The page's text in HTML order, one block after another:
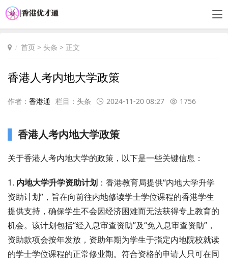
首页 > 头条 > 正文
香港人考内地大学政策
作者： 香港通 栏目： 头条 2024-11-20 08:27 1756
香港人考内地大学政策
关于香港人考内地大学的政策，以下是一些关键信息：
1. 内地大学升学资助计划 ：香港教育局提供“内地大学升学
资助计划”，旨在向前往内地修读学士学位课程的香港学生
提供支持，确保学生不会因经济困难而无法获得专上教育的
机会。该计划包括“经入息审查资助”及“免入息审查资助”，
资助款项会按年发放，资助年期为学生于指定内地院校就读
的学士学位课程的正常修业期。符合资格的申请人只可在同